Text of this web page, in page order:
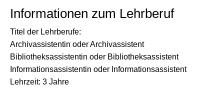
Informationen zum Lehrberuf
Titel der Lehrberufe:
Archivassistentin oder Archivassistent
Bibliotheksassistentin oder Bibliotheksassistent
Informationsassistentin oder Informationsassistent
Lehrzeit: 3 Jahre